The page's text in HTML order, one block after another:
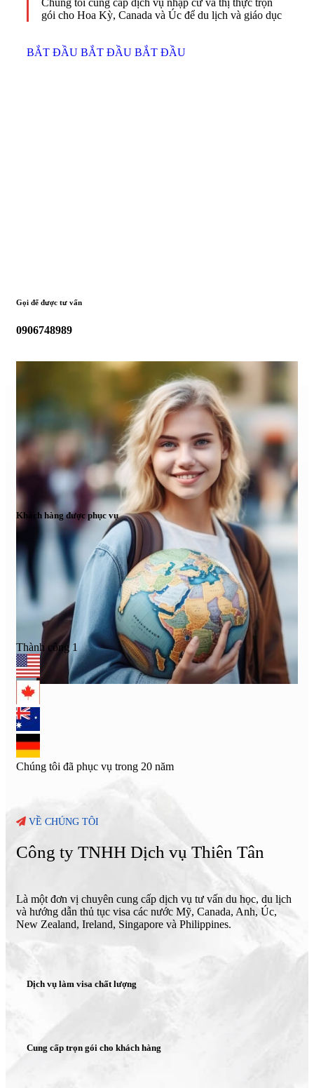
Chúng tôi cung cấp dịch vụ nhập cư và thị thực trọn
gói cho Hoa Kỳ, Canada và Úc để du lịch và giáo dục
BẮT ĐẦU BẮT ĐẦU BẮT ĐẦU
Khách hàng được phục vụ
Thành công 1
Chúng tôi đã phục vụ trong 20 năm
Gọi để được tư vấn
0906748989
VỀ CHÚNG TÔI
Công ty TNHH Dịch vụ Thiên Tân
Là một đơn vị chuyên cung cấp dịch vụ tư vấn du học, du lịch
và hướng dẫn thủ tục visa các nước Mỹ, Canada, Anh, Úc,
New Zealand, Ireland, Singapore và Philippines.
Dịch vụ làm visa chất lượng
Cung cấp trọn gói cho khách hàng